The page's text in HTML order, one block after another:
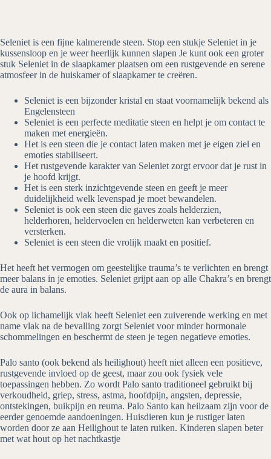
Seleniet is een fijne kalmerende steen. Stop een stukje Seleniet in je
kussensloop en je weer heerlijk kunnen slapen Je kunt ook een groter
stuk Seleniet in de slaapkamer plaatsen om een rustgevende en serene
atmosfeer in de huiskamer of slaapkamer te creëren.
Seleniet is een bijzonder kristal en staat voornamelijk bekend als
Engelensteen
Seleniet is een perfecte meditatie steen en helpt je om contact te
maken met energieën.
Het is een steen die je contact laten maken met je eigen ziel en
emoties stabiliseert.
Het rustgevende karakter van Seleniet zorgt ervoor dat je rust in
je hoofd krijgt.
Het is een sterk inzichtgevende steen en geeft je meer
duidelijkheid welk levenspad je moet bewandelen.
Seleniet is ook een steen die gaves zoals helderzien,
helderhoren, heldervoelen en helderweten kan verbeteren en
versterken.
Seleniet is een steen die vrolijk maakt en positief.
Het heeft het vermogen om geestelijke trauma’s te verlichten en brengt
meer balans in je emoties. Seleniet grijpt aan op alle Chakra’s en brengt
de aura in balans.
Ook op lichamelijk vlak heeft Seleniet een zuiverende werking en met
name vlak na de bevalling zorgt Seleniet voor minder hormonale
schommelingen en beschermt de steen je tegen negatieve emoties.
Palo santo (ook bekend als heilighout) heeft niet alleen een positieve,
rustgevende invloed op de geest, maar zou ook fysiek vele
toepassingen hebben. Zo wordt Palo santo traditioneel gebruikt bij
verkoudheid, griep, stress, astma, hoofdpijn, angsten, depressie,
ontstekingen, buikpijn en reuma. Palo Santo kan heilzaam zijn voor de
eerder genoemde aandoeningen. Huisdieren kun je rustiger laten
worden door ze aan Heilighout te laten ruiken. Kinderen slapen beter
met wat hout op het nachtkastje